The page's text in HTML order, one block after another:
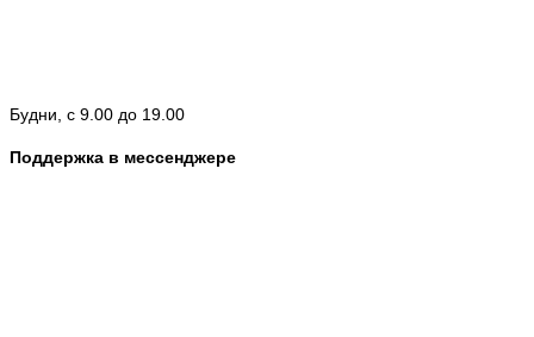
Будни, с 9.00 до 19.00
Поддержка в мессенджере